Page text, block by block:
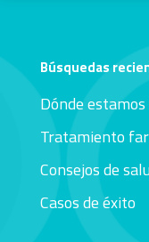
Búsquedas
Dónde estamos
Tratamiento
Consejos de
Casos de éxito